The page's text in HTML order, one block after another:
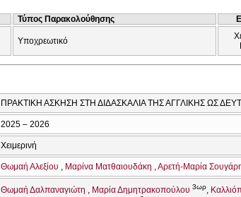
Τύπος Παρακολούθησης
Υποχρεωτικό
ΠΡΑΚΤΙΚΗ ΑΣΚΗΣΗ ΣΤΗ ΔΙΔΑΣΚΑΛΙΑ ΤΗΣ ΑΓΓΛΙΚΗΣ ΩΣ
2025 – 2026
Χειμερινή
Θωμαή Αλεξίου Μαρίνα Ματθαιουδάκη Αρετή-Μαρία
Θωμαή Δαλπαναγιώτη Μαρία Δημητρακοπούλου 3ωρ